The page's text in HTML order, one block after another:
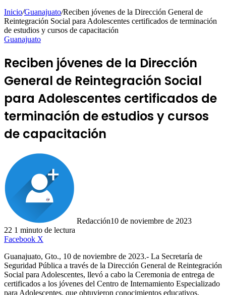
Inicio/Guanajuato/Reciben jóvenes de la Dirección General de
Reintegración Social para Adolescentes certificados de terminación
de estudios y cursos de capacitación
Guanajuato
Reciben jóvenes de la Dirección
General de Reintegración Social
para Adolescentes certificados de
terminación de estudios y cursos
de capacitación
Redacción10 de noviembre de 2023
22 1 minuto de lectura
Facebook X
Guanajuato, Gto., 10 de noviembre de 2023.- La Secretaría de
Seguridad Pública a través de la Dirección General de Reintegración
Social para Adolescentes, llevó a cabo la Ceremonia de entrega de
certificados a los jóvenes del Centro de Internamiento Especializado
para Adolescentes, que obtuvieron conocimientos educativos,